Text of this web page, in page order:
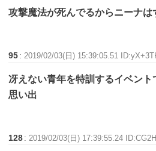
攻撃魔法が死んでるからニーナは
95 :2019/02/03(日) 15:39:05.51
冴えない青年を特訓するイベン
思い出
128 :2019/02/03(日) 17:39:55.24